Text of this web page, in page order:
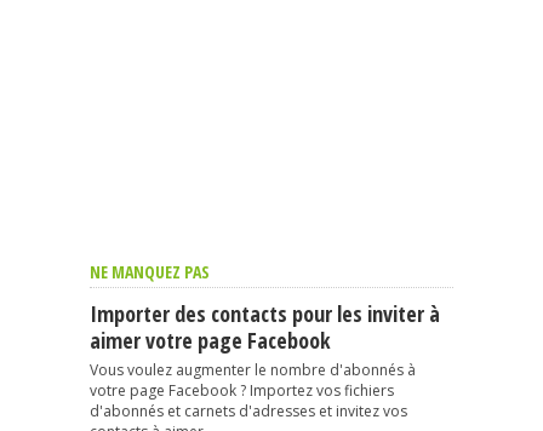
NE MANQUEZ PAS
Importer des contacts pour les inviter à
aimer votre page Facebook
Vous voulez augmenter le nombre d'abonnés à
votre page Facebook ? Importez vos fichiers
d'abonnés et carnets d'adresses et invitez vos